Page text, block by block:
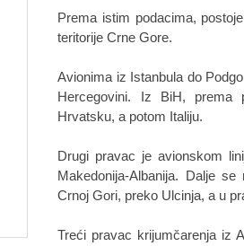
Prema istim podacima,
teritorije Crne Gore.
Avionima iz Istanbula do
Hercegovini. Iz BiH, prema
Hrvatsku, a potom Italiju.
Drugi pravac je avionskom
Makedonija-Albanija. Dalje
Crnoj Gori, preko Ulcinja, a u
Treći pravac krijumčarenja iz